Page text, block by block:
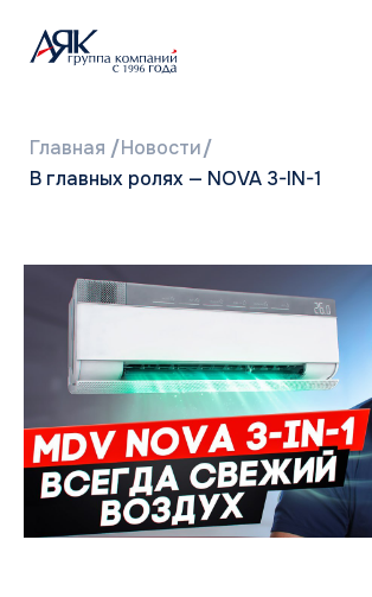
В главных ролях — NOVA 3-IN-1